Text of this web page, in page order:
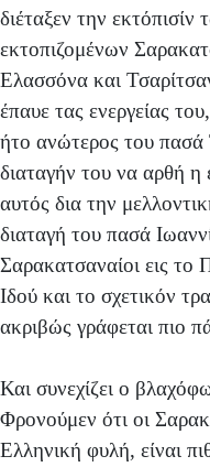
διέταξεν την
εκτοπιζομένων
Ελασσόνα και
έπαυε τας ενεργείας
ήτο ανώτερος του πασά
διαταγήν του να αρθή η
αυτός δια την
διαταγή του πασά
Σαρακατσαναίοι εις το
Ιδού και το σχετικόν
ακριβώς γράφεται πιο
Και συνεχίζει ο
Φρονούμεν ότι οι
Ελληνική φυλή, είναι